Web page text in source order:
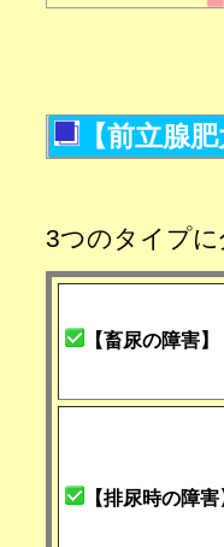
【前立腺
3つのタイプ
【畜尿の障害】
【排尿時の障害